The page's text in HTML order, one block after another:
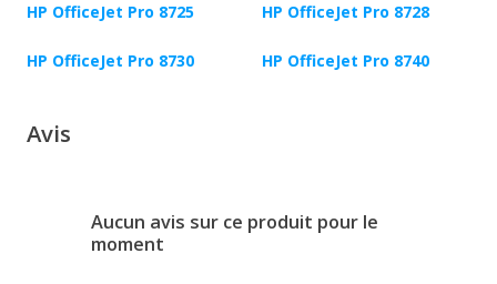
HP OfficeJet Pro 8725 HP OfficeJet Pro 8728
HP OfficeJet Pro 8730 HP OfficeJet Pro 8740
Avis
Aucun avis sur ce produit pour le
moment